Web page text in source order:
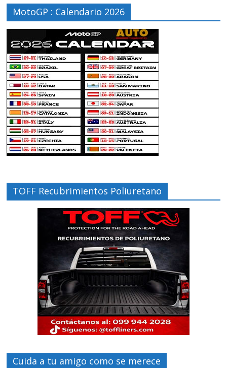
MotoGP : Calendario 2026
TOFF Recubrimientos Poliuretano
Cuida a tu amigo como se merece